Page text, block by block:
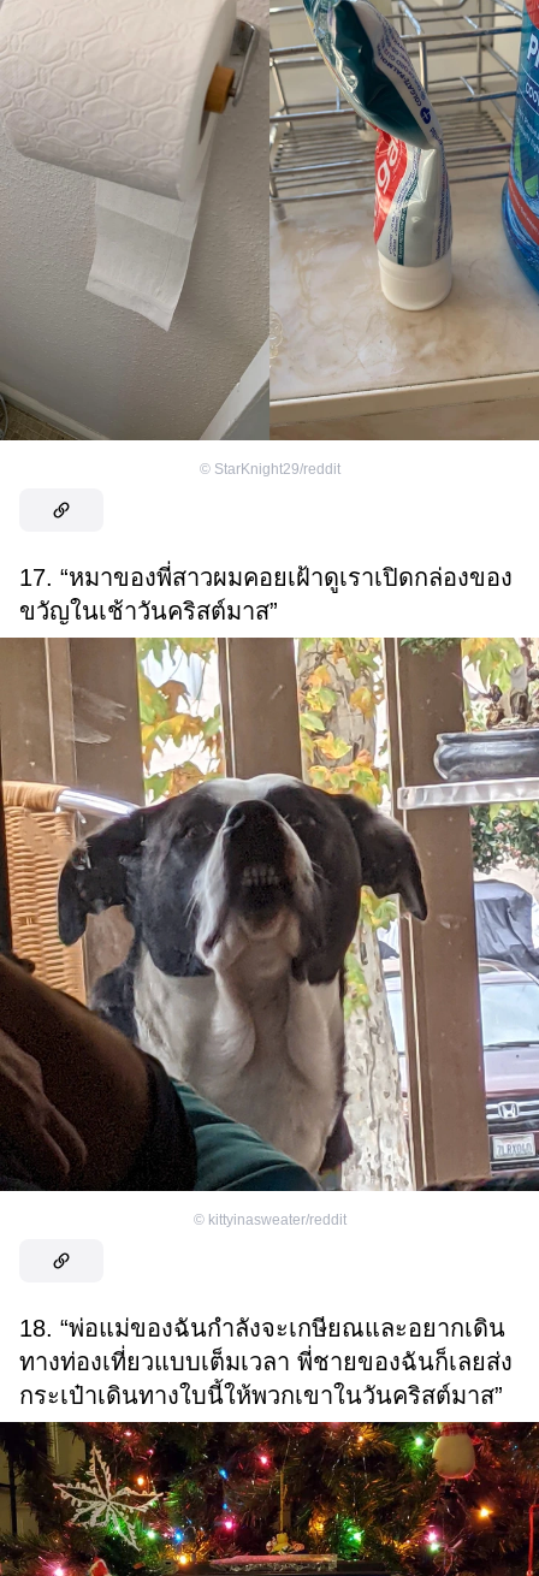
© StarKnight29/reddit
17. “หมาของพี่สาวผมคอยเฝ้าดูเราเปิดกล่องของ
ขวัญในเช้าวันคริสต์มาส”
© kittyinasweater/reddit
18. “พ่อแม่ของฉันกำลังจะเกษียณและอยากเดิน
ทางท่องเที่ยวแบบเต็มเวลา พี่ชายของฉันก็เลยส่ง
กระเป๋าเดินทางใบนี้ให้พวกเขาในวันคริสต์มาส”